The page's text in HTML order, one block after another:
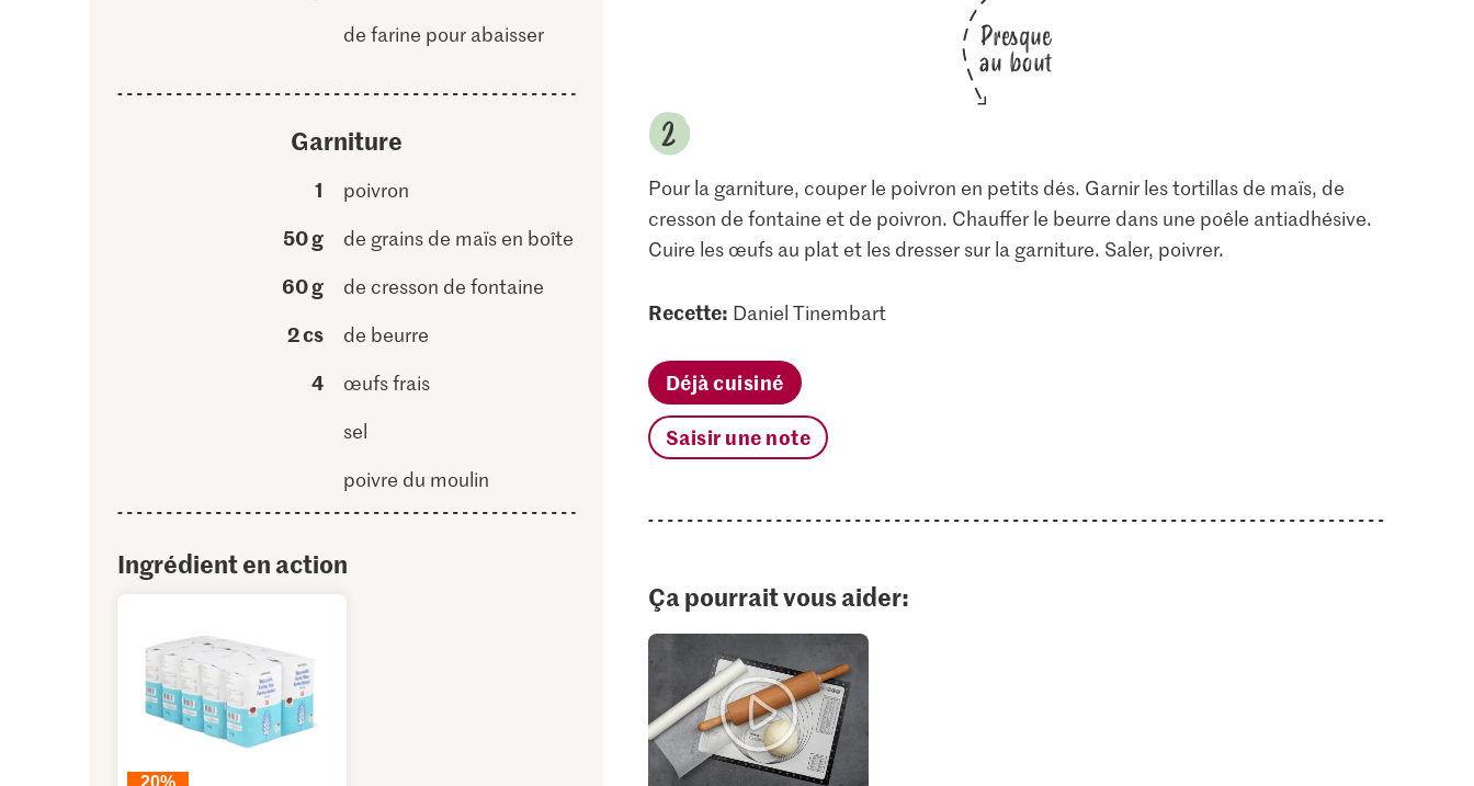
de farine pour abaisser
Garniture
1 poivron
50 g de grains de maïs en boîte
60 g de cresson de fontaine
2 cs de beurre
4
œufs frais
sel
poivre du moulin
Ingrédient en action
20%
Presque
au bout
Pour la garniture, couper le poivron en petits dés. Garnir les tortillas de maïs, de
cresson de fontaine et de poivron. Chauffer le beurre dans une poêle antiadhésive.
Cuire les œufs au plat et les dresser sur la garniture. Saler, poivrer.
Recette: Daniel Tinembart
Déjà cuisiné
Saisir une note
Ça pourrait vous aider: